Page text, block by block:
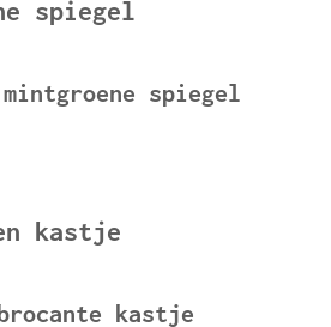
spiegel
kastje